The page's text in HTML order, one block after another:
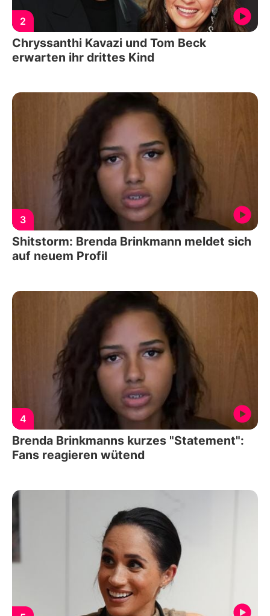
2
Chryssanthi Kavazi und Tom Beck
erwarten ihr drittes Kind
3
Shitstorm: Brenda Brinkmann meldet sich
auf neuem Profil
4
Brenda Brinkmanns kurzes "Statement":
Fans reagieren wütend